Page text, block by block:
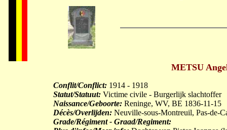
METSU
Conflit/Conflict: 1914 - 1918
Statut/Statuut: Victime civile - Burgerlijk slachtoffer
Naissance/Geboorte: Reninge, WV, BE 1836-11-15
Décès/Overlijden: Neuville-sous-Montreuil, Pas-de-
Grade/Régiment - Graad/Regiment: